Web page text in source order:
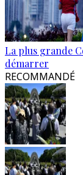
La plus grande
démarrer
RECOMMANDÉ